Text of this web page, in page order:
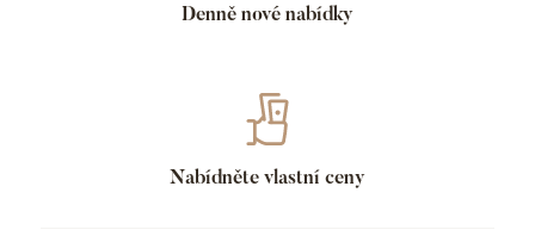
Denně nové nabídky
Nabídněte vlastní ceny